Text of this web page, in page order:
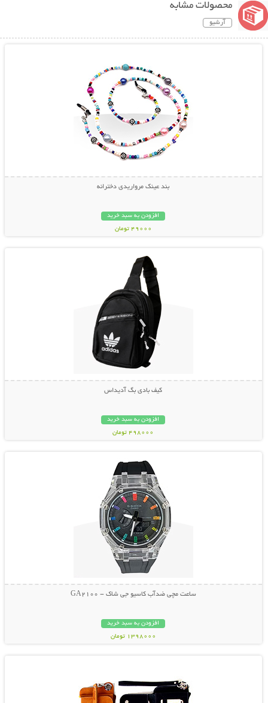
محصولات مشابه
آرشیو
بند عینک مرواریدی دخترانه
افزودن به سبد خرید
49000 تومان
کیف بادی بگ آدیداس
افزودن به سبد خرید
498000 تومان
ساعت مچی ضدآب کاسیو جی شاک - GA2100
افزودن به سبد خرید
1398000 تومان